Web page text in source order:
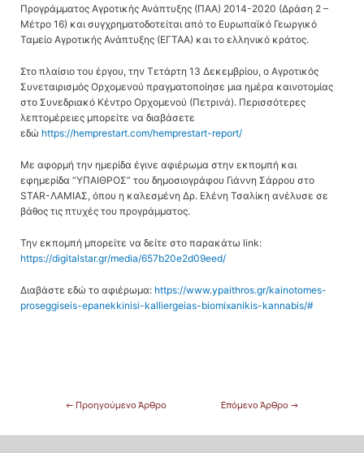
Προγράμματος Αγροτικής Ανάπτυξης (ΠΑΑ) 2014-2020 (Δράση 2 –
Μέτρο 16) και συγχρηματοδοτείται από το Ευρωπαϊκό Γεωργικό
Ταμείο Αγροτικής Ανάπτυξης (ΕΓΤΑΑ) και το ελληνικό κράτος.
Στο πλαίσιο του έργου, την Τετάρτη 13 Δεκεμβρίου, ο Αγροτικός
Συνεταιρισμός Ορχομενού πραγματοποίησε μια ημέρα καινοτομίας
στο Συνεδριακό Κέντρο Ορχομενού (Πετρινά). Περισσότερες
λεπτομέρειες μπορείτε να διαβάσετε
εδώ https://hemprestart.com/hemprestart-report/
Με αφορμή την ημερίδα έγινε αφιέρωμα στην εκπομπή και
εφημερίδα “ΥΠΑΙΘΡΟΣ” του δημοσιογράφου Γιάννη Σάρρου στο
STAR-ΛΑΜΙΑΣ, όπου η καλεσμένη Δρ. Ελένη Τσαλίκη ανέλυσε σε
βάθος τις πτυχές του προγράμματος.
Την εκπομπή μπορείτε να δείτε στο παρακάτω link:
https://digitalstar.gr/media/657b20e2d09eed/
Διαβάστε εδώ το αφιέρωμα: https://www.ypaithros.gr/kainotomes-
proseggiseis-epanekkinisi-kalliergeias-biomixanikis-kannabis/#
← Προηγούμενο Άρθρο Επόμενο Άρθρο →